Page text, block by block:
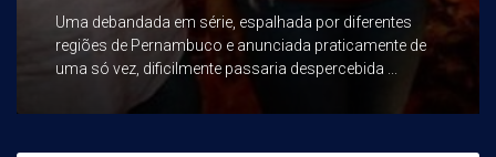
Uma debandada em série, espalhada por diferentes
regiões de Pernambuco e anunciada praticamente de
uma só vez, dificilmente passaria despercebida ...